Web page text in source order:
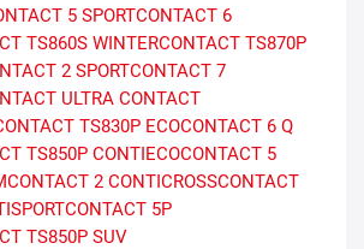
5 SPORTCONTACT 6
TS860S WINTERCONTACT TS870P
2 SPORTCONTACT 7
ULTRA CONTACT
TS830P ECOCONTACT 6 Q
TS850P CONTIECOCONTACT 5
2 CONTICROSSCONTACT
5P
TS850P SUV